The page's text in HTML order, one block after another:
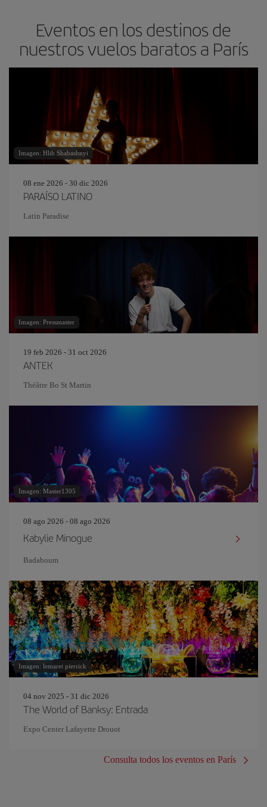
Eventos en los destinos de
nuestros vuelos baratos a París
Imagen: Hlib Shabashnyi
08 ene 2026 - 30 dic 2026
PARAÍSO LATINO
Latin Paradise
Imagen: Pressmaster
19 feb 2026 - 31 oct 2026
ANTEK
Théâtre Bo St Martin
Imagen: Master1305
08 ago 2026 - 08 ago 2026
Kabylie Minogue
Badaboum
Imagen: lemaret pierrick
04 nov 2025 - 31 dic 2026
The World of Banksy: Entrada
Expo Center Lafayette Drouot
Consulta todos los eventos en París